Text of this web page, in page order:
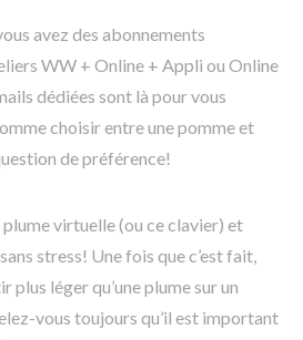
avez des abonnements
WW + Online + Appli ou Online
dédiées sont là pour vous
choisir entre une pomme et
de préférence!
virtuelle (ou ce clavier) et
stress! Une fois que c’est fait,
plus léger qu’une plume sur un
vous toujours qu’il est important